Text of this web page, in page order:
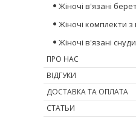
Жіночі в'язані
Жіночі комплекти
Жіночі в'язані снуди
ПРО НАС
ВІДГУКИ
ДОСТАВКА ТА ОПЛАТА
СТАТЬИ